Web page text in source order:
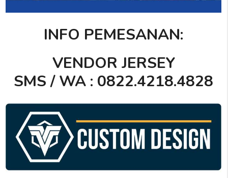
INFO PEMESANAN:
VENDOR JERSEY
SMS / WA : 0822.4218.4828